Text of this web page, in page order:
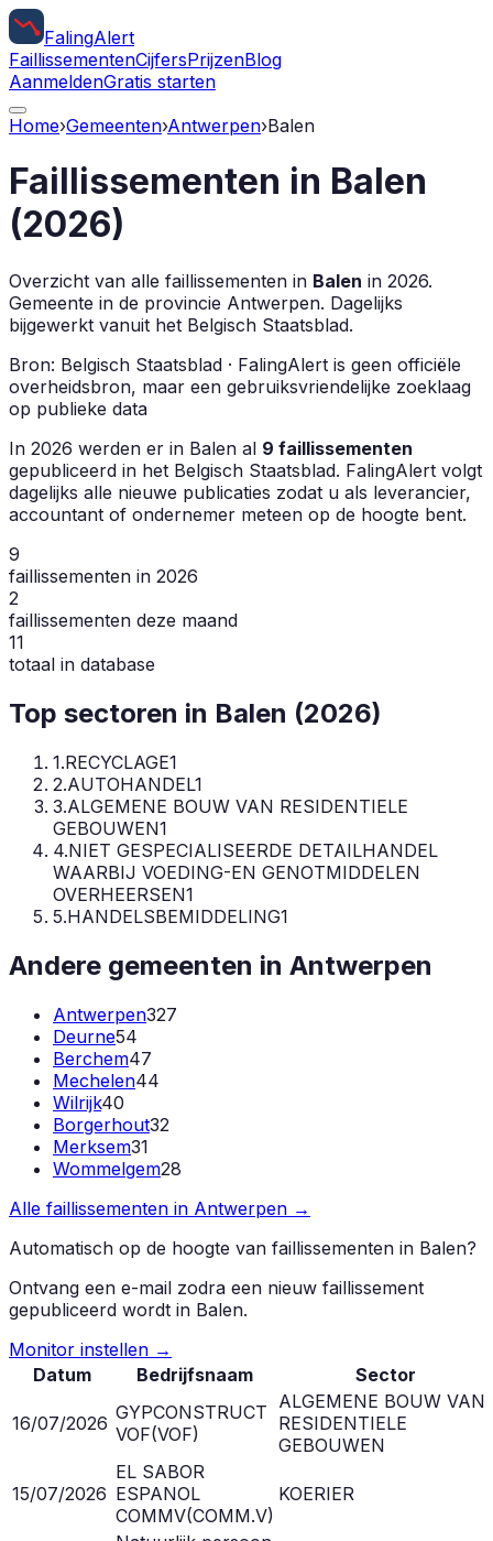
FalingAlert
FaillissementenCijfersPrijzenBlog
AanmeldenGratis starten
Home›Gemeenten›Antwerpen›Balen
Faillissementen in Balen
(2026)
Overzicht van alle faillissementen in Balen in 2026.
Gemeente in de provincie Antwerpen. Dagelijks
bijgewerkt vanuit het Belgisch Staatsblad.
Bron: Belgisch Staatsblad · FalingAlert is geen officiële
overheidsbron, maar een gebruiksvriendelijke zoeklaag
op publieke data
In 2026 werden er in Balen al 9 faillissementen
gepubliceerd in het Belgisch Staatsblad. FalingAlert volgt
dagelijks alle nieuwe publicaties zodat u als leverancier,
accountant of ondernemer meteen op de hoogte bent.
9
faillissementen in 2026
2
faillissementen deze maand
11
totaal in database
Top sectoren in Balen (2026)
1.RECYCLAGE1
2.AUTOHANDEL1
3.ALGEMENE BOUW VAN RESIDENTIELE
GEBOUWEN1
4.NIET GESPECIALISEERDE DETAILHANDEL
WAARBIJ VOEDING-EN GENOTMIDDELEN
OVERHEERSEN1
5.HANDELSBEMIDDELING1
Andere gemeenten in Antwerpen
Antwerpen327
Deurne54
Berchem47
Mechelen44
Wilrijk40
Borgerhout32
Merksem31
Wommelgem28
Alle faillissementen in Antwerpen →
Automatisch op de hoogte van faillissementen in Balen?
Ontvang een e-mail zodra een nieuw faillissement
gepubliceerd wordt in Balen.
Monitor instellen →
Datum
Bedrijfsnaam Sector
16/07/2026 GYPCONSTRUCT
VOF(VOF)
ALGEMENE BOUW VAN
RESIDENTIELE
GEBOUWEN
15/07/2026
EL SABOR
ESPANOL
COMMV(COMM.V)
KOERIER